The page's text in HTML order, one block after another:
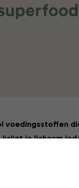
je lichaam
Eieren en